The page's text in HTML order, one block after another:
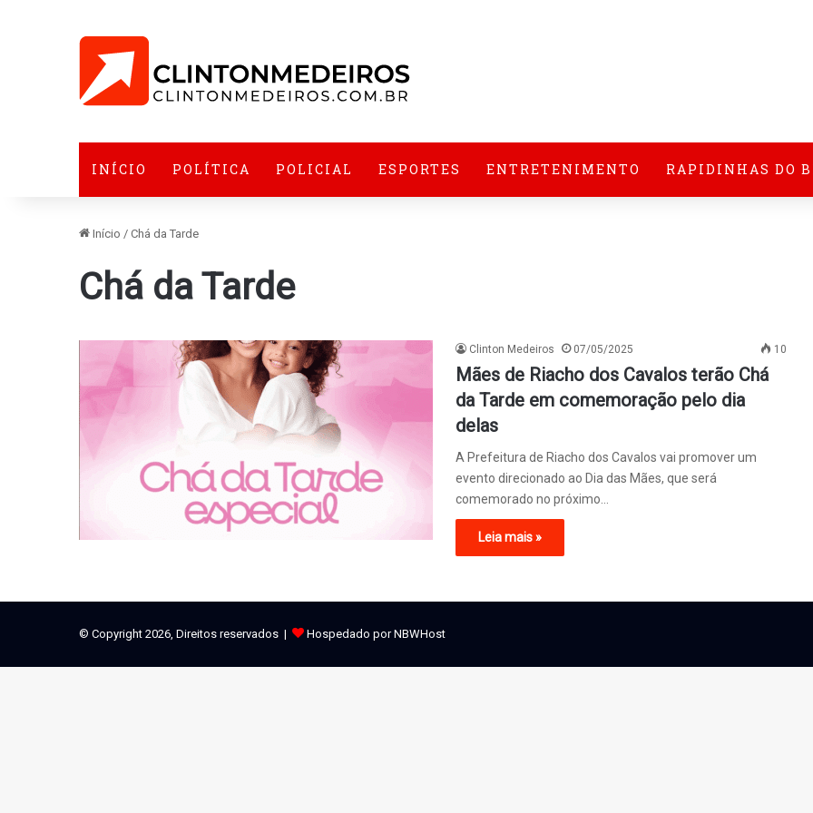
INÍCIO POLÍTICA POLICIAL ESPORTES ENTRETENIMENTO RAPIDINHAS DO
Início / Chá da Tarde
Chá da Tarde
Clinton Medeiros 07/05/2025 10
Mães de Riacho dos Cavalos terão Chá
da Tarde em comemoração pelo dia
delas
A Prefeitura de Riacho dos Cavalos vai promover um
evento direcionado ao Dia das Mães, que será
comemorado no próximo…
Leia mais »
© Copyright 2026, Direitos reservados | Hospedado por NBWHost